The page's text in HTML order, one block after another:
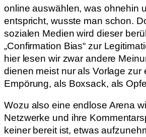
online auswählen, was ohnehin
entspricht, wusste man schon.
sozialen Medien wird dieser
„Confirmation Bias“ zur
hier lesen wir zwar andere
dienen meist nur als Vorlage zur
Empörung, als Boxsack, als
Wozu also eine endlose Arena
Netzwerke und ihre
keiner bereit ist, etwas